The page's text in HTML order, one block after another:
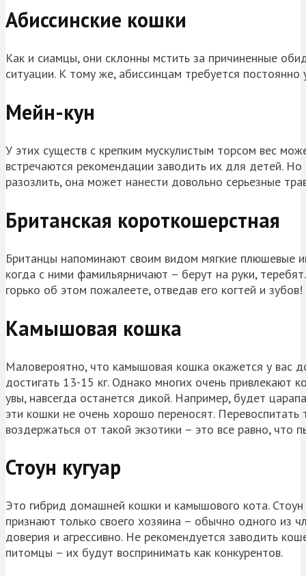
Абиссинские кошки
Как и сиамцы, они склонны мстить за причиненные
ситуации. К тому же, абиссинцам требуется
Мейн-кун
У этих существ с крепким мускулистым торсом вес
встречаются рекомендации заводить их для детей.
разозлить, она может нанести довольно серьезные
Британская короткошерстная
Британцы напоминают своим видом мягкие плюшевые
когда с ними фамильярничают – берут на руки,
горько об этом пожалеете, отведав его когтей и зубов!
Камышовая кошка
Маловероятно, что камышовая кошка окажется у вас
достигать 13-15 кг. Однако многих очень привлекают
увы, навсегда останется дикой. Например, будет
эти кошки не очень хорошо переносят.
воздержаться от такой экзотики – это все равно, что
Стоун кугуар
Это гибрид домашней кошки и камышового кота.
признают только своего хозяина – обычно одного из
доверия и агрессивно. Не рекомендуется заводить
питомцы – их будут воспринимать как конкурентов.